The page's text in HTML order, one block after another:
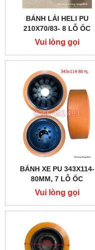
BÁNH LÁI HELI PU
210X70/83- 8 LỖ ỐC
Vui lòng gọi
BÁNH XE PU 343X114-
80MM, 7 LỖ ỐC
Vui lòng gọi